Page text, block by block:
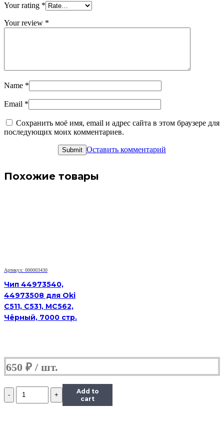
Your rating *
Your review *
Name *
Email *
Сохранить моё имя, email и адрес сайта в этом браузере для
последующих моих комментариев.
Оставить комментарий
Похожие товары
Артикул: 000003430
Чип 44973540,
44973508 для Oki
C511, C531, MC562,
Чёрный, 7000 стр.
650 ₽
Количество
Чип
Add to
cart